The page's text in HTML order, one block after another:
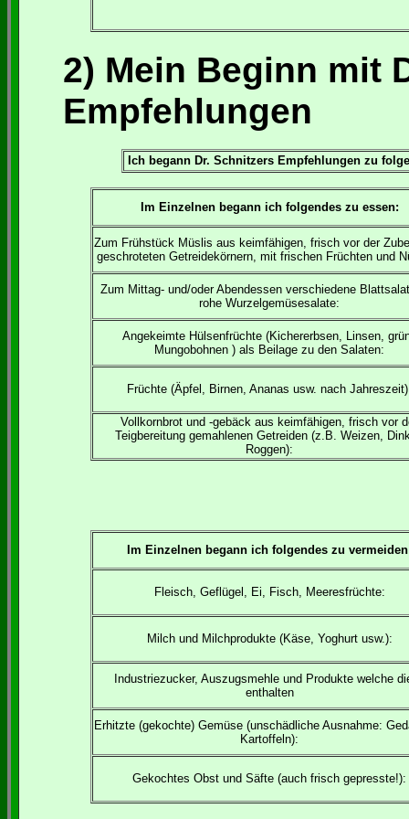
2) Mein Beginn mit
Empfehlungen
Ich begann Dr. Schnitzers Empfehlungen zu
Im Einzelnen begann ich folgendes zu essen:
Zum Frühstück Müslis aus keimfähigen, frisch vor der
geschroteten Getreidekörnern, mit frischen Früchten und
Zum Mittag- und/oder Abendessen verschiedene
rohe Wurzelgemüsesalate:
Angekeimte Hülsenfrüchte (Kichererbsen, Linsen,
Mungobohnen ) als Beilage zu den Salaten:
Früchte (Äpfel, Birnen, Ananas usw. nach
Vollkornbrot und -gebäck aus keimfähigen, frisch vor
Teigbereitung gemahlenen Getreiden (z.B. Weizen,
Roggen):
Im Einzelnen begann ich folgendes zu
Fleisch, Geflügel, Ei, Fisch, Meeresfrüchte:
Milch und Milchprodukte (Käse, Yoghurt usw.):
Industriezucker, Auszugsmehle und Produkte welche
enthalten
Erhitzte (gekochte) Gemüse (unschädliche Ausnahme:
Kartoffeln):
Gekochtes Obst und Säfte (auch frisch gepresste!):